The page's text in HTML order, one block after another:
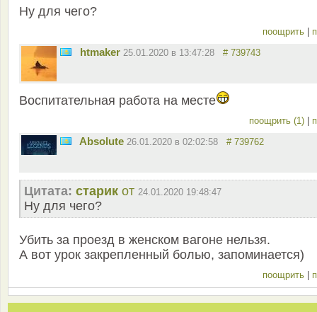
Ну для чего?
поощрить |
htmaker 25.01.2020 в 13:47:28 # 739743
Воспитательная работа на месте
поощрить (1) |
Absolute 26.01.2020 в 02:02:58 # 739762
Цитата: старик от 24.01.2020 19:48:47
Ну для чего?
Убить за проезд в женском вагоне нельзя.
А вот урок закрепленный болью, запоминается)
поощрить |